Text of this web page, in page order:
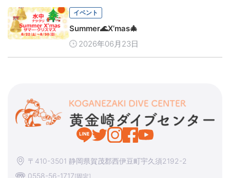
イベント
Summer🌊X’mas🎄
2026年06月23日
〒410-3501 静岡県賀茂郡西伊豆町宇久須2192-2
0558-56-1717[固定]